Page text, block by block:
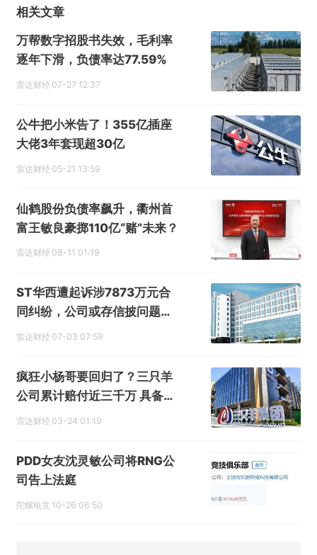
相关文章
万帮数字招股书失效，毛利率
逐年下滑，负债率达77.59%
雷达财经 07-27 12:37
公牛把小米告了！355亿插座
大佬3年套现超30亿
雷达财经 05-21 13:59
仙鹤股份负债率飙升，衢州首
富王敏良豪掷110亿“赌”未来？
雷达财经 08-11 01:19
ST华西遭起诉涉7873万元合
同纠纷，公司或存信披问题股
民可索赔
雷达财经 07-03 07:59
疯狂小杨哥要回归了？三只羊
公司累计赔付近三千万 具备恢
复经营条件
雷达财经 03-24 01:19
PDD女友沈灵敏公司将RNG公
司告上法庭
陀螺电竞 10-26 06:50